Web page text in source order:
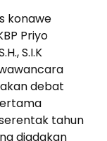
konawe
Priyo
S.I.K
debat
tahun
diadakan